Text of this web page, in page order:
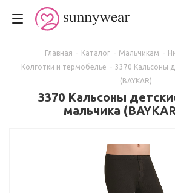
Главная - Каталог - Мальчикам -
Колготки и термобелье - 3370 Кальсоны
(BAYKAR)
3370 Кальсоны
мальчика